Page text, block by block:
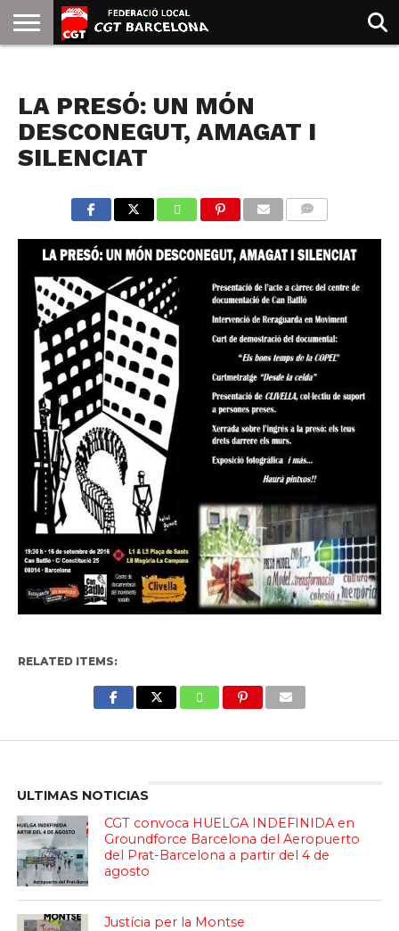
GOLDMAN
LA PRESÓ: UN MÓN
DESCONEGUT, AMAGAT I
SILENCIAT
RELATED ITEMS:
ULTIMAS NOTICIAS
CGT convoca HUELGA INDEFINIDA en
Groundforce Barcelona del Aeropuerto
del Prat-Barcelona a partir del 4 de
agosto
Justícia per la Montse